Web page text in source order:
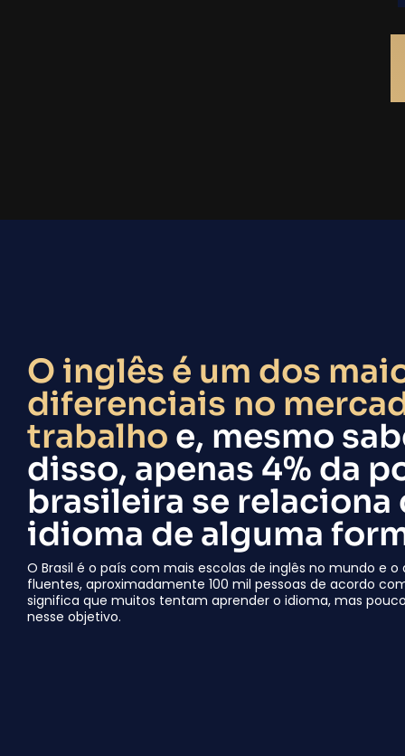
O inglês é um dos
diferenciais no
trabalho e, mesmo
disso, apenas 4% da
brasileira se relaciona
idioma de alguma
O Brasil é o país com mais escolas de inglês no mundo e
fluentes, aproximadamente 100 mil pessoas de acordo
significa que muitos tentam aprender o idioma, mas
nesse objetivo.